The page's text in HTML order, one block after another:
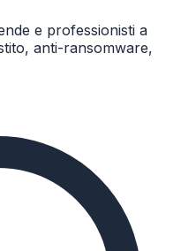
e professionisti a
anti-ransomware,